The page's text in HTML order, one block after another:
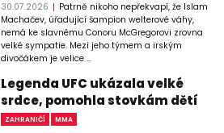
30.07.2026
Patrně nikoho nepřekvapí, že Islam
Machačev, úřadující šampion welterové váhy,
nemá ke slavnému Conoru McGregorovi zrovna
velké sympatie. Mezi jeho týmem a irským
divočákem je velice ...
Legenda UFC ukázala velké
srdce, pomohla stovkám dětí
ZAHRANIČÍ MMA